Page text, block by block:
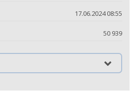
17.06.2024 08:55
50 939